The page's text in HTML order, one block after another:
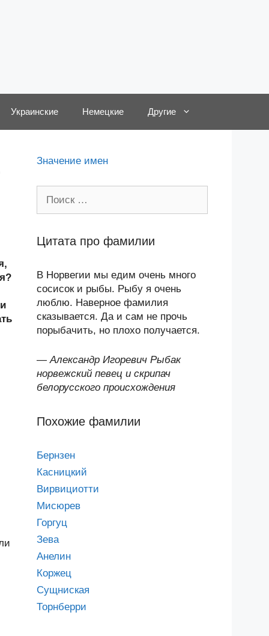
Украинские Немецкие Другие
Значение имен
Цитата про фамилии
В Норвегии мы едим очень много
сосисок и рыбы. Рыбу я очень
люблю. Наверное фамилия
сказывается. Да и сам не прочь
порыбачить, но плохо получается.
— Александр Игоревич Рыбак
норвежский певец и скрипач
белорусского происхождения
Похожие фамилии
Бернзен
Касницкий
Вирвициотти
Мисюрев
Горгуц
Зева
Анелин
Коржец
Сущниская
Торнберри